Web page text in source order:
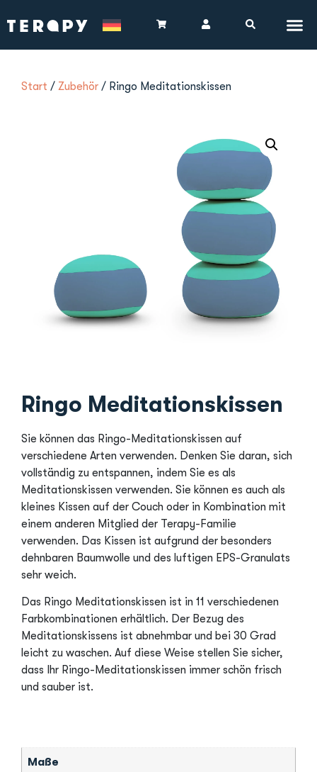
Start / Zubehör / Ringo Meditationskissen
Ringo Meditationskissen
Sie können das Ringo-Meditationskissen auf
verschiedene Arten verwenden. Denken Sie daran, sich
vollständig zu entspannen, indem Sie es als
Meditationskissen verwenden. Sie können es auch als
kleines Kissen auf der Couch oder in Kombination mit
einem anderen Mitglied der Terapy-Familie
verwenden. Das Kissen ist aufgrund der besonders
dehnbaren Baumwolle und des luftigen EPS-Granulats
sehr weich.
Das Ringo Meditationskissen ist in 11 verschiedenen
Farbkombinationen erhältlich. Der Bezug des
Meditationskissens ist abnehmbar und bei 30 Grad
leicht zu waschen. Auf diese Weise stellen Sie sicher,
dass Ihr Ringo-Meditationskissen immer schön frisch
und sauber ist.
Maße